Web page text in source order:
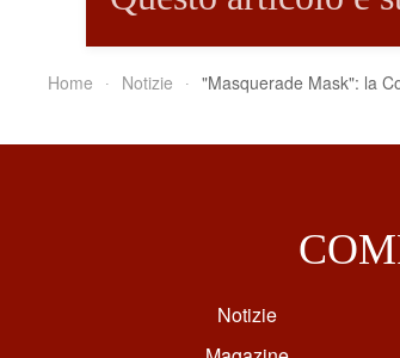
Home Notizie "Masquerade Mask": la
Notizie